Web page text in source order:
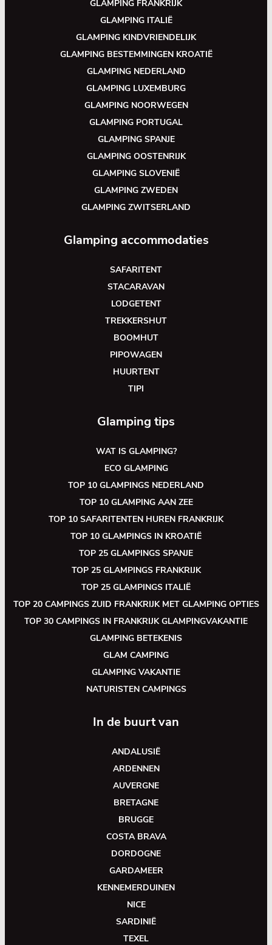
GLAMPING FRANKRIJK
GLAMPING ITALIË
GLAMPING KINDVRIENDELIJK
GLAMPING BESTEMMINGEN KROATIË
GLAMPING NEDERLAND
GLAMPING LUXEMBURG
GLAMPING NOORWEGEN
GLAMPING PORTUGAL
GLAMPING SPANJE
GLAMPING OOSTENRIJK
GLAMPING SLOVENIË
GLAMPING ZWEDEN
GLAMPING ZWITSERLAND
Glamping accommodaties
SAFARITENT
STACARAVAN
LODGETENT
TREKKERSHUT
BOOMHUT
PIPOWAGEN
HUURTENT
TIPI
Glamping tips
WAT IS GLAMPING?
ECO GLAMPING
TOP 10 GLAMPINGS NEDERLAND
TOP 10 GLAMPING AAN ZEE
TOP 10 SAFARITENTEN HUREN FRANKRIJK
TOP 10 GLAMPINGS IN KROATIË
TOP 25 GLAMPINGS SPANJE
TOP 25 GLAMPINGS FRANKRIJK
TOP 25 GLAMPINGS ITALIË
TOP 20 CAMPINGS ZUID FRANKRIJK MET GLAMPING OPTIES
TOP 30 CAMPINGS IN FRANKRIJK GLAMPINGVAKANTIE
GLAMPING BETEKENIS
GLAM CAMPING
GLAMPING VAKANTIE
NATURISTEN CAMPINGS
In de buurt van
ANDALUSIË
ARDENNEN
AUVERGNE
BRETAGNE
BRUGGE
COSTA BRAVA
DORDOGNE
GARDAMEER
KENNEMERDUINEN
NICE
SARDINIË
TEXEL